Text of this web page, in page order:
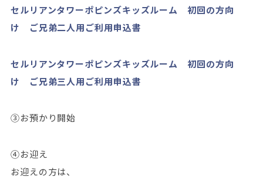
セルリアンタワーポピンズキッズルーム 初回の方向
け ご兄弟二人用ご利用申込書
セルリアンタワーポピンズキッズルーム 初回の方向
け ご兄弟三人用ご利用申込書
③お預かり開始
④お迎え
お迎えの方は、